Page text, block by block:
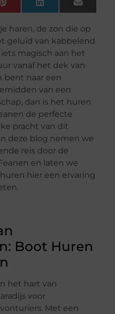
Pinterest LinkedIn Email
haren, de zon die op
geluid van kabbelend
magisch aan het
vanaf het dek van
bent naar een
van een
dan is het huren
de perfecte
pracht van dit
deze blog nemen we
reis door de
en laten we
hier een ervaring
Boot Huren
het hart van
voor
Met een